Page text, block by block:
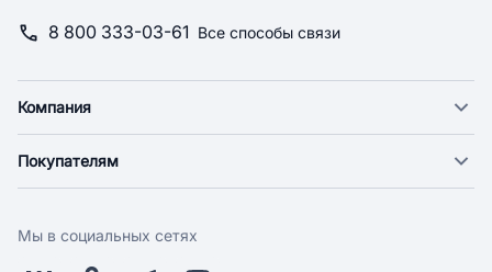
8 800 333-03-61 Все способы связи
Компания
Новости
Поставщикам
Покупателям
Оплата
Мы в социальных сетях